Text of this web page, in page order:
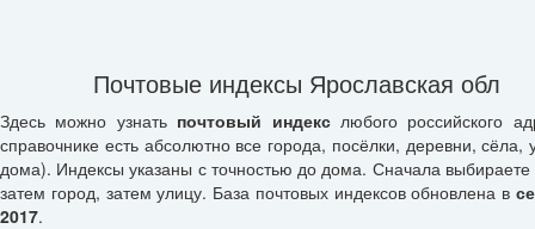
Почтовые индексы Ярославская обл
Здесь можно узнать почтовый индекслюбого российского
справочнике есть абсолютно все города, посёлки, деревни, сёла,
дома). Индексы указаны с точностью до дома. Сначала выбираете
затем город, затем улицу. База почтовых индексов обновлена в
2017.